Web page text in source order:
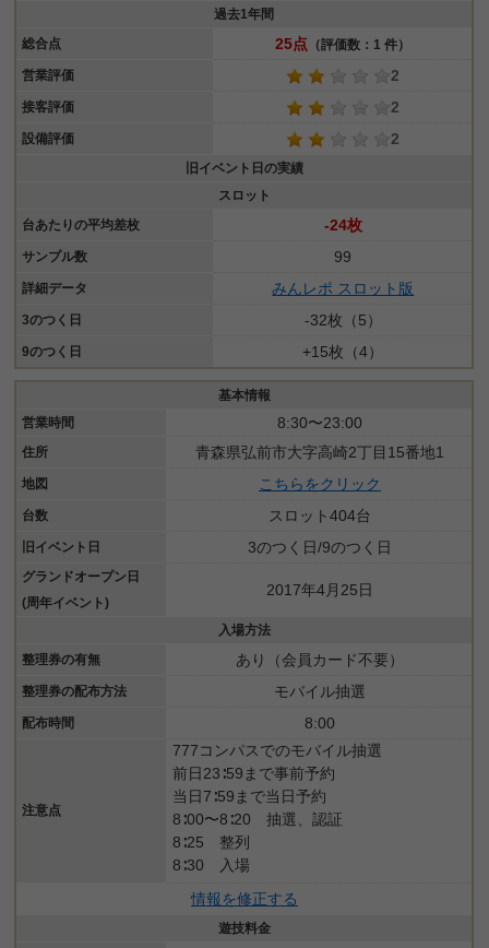
過去1年間
総合点
25点
（評価数：1 件）
営業評価
2
接客評価 2
設備評価 2
旧イベント日の実績
スロット
台あたりの平均差枚
-24枚
サンプル数 99
詳細データ みんレポ スロット版
3のつく日 -32枚（5）
9のつく日 +15枚（4）
基本情報
営業時間
8:30〜23:00
住所 青森県弘前市大字高崎2丁目15番地1
地図 こちらをクリック
台数 スロット404台
旧イベント日 3のつく日/9のつく日
グランドオープン日
(周年イベント)
2017年4月25日
入場方法
整理券の有無
あり（会員カード不要）
整理券の配布方法 モバイル抽選
配布時間 8:00
注意点
777コンパスでのモバイル抽選
前日23∶59まで事前予約
当日7∶59まで当日予約
8∶00〜8∶20 抽選、認証
8∶25 整列
8∶30 入場
情報を修正する
遊技料金